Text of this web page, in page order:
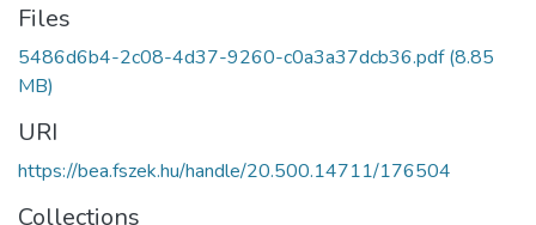
Files
5486d6b4-2c08-4d37-9260-c0a3a37dcb36.pdf(8.85
MB)
URI
https://bea.fszek.hu/handle/20.500.14711/176504
Collections